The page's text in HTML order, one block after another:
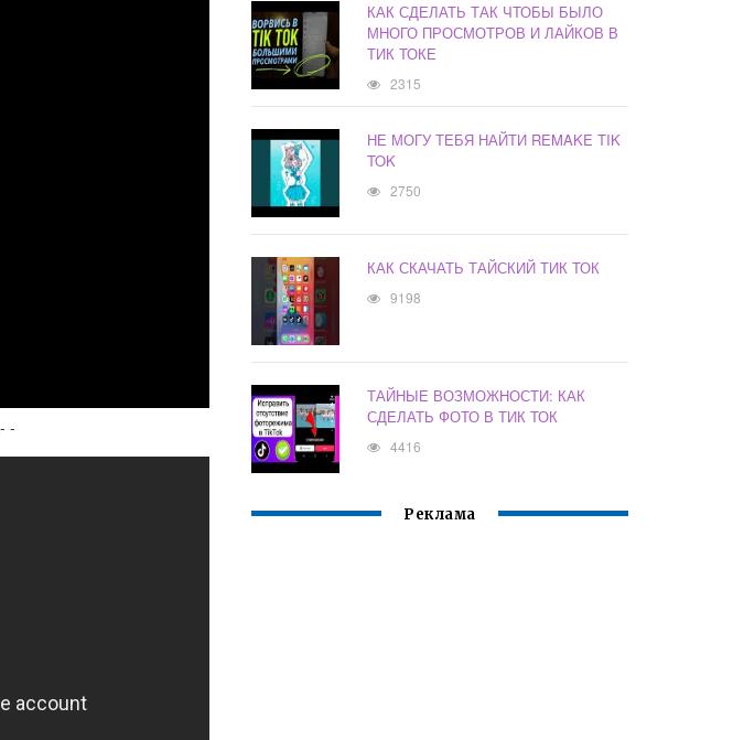
-
КАК СДЕЛАТЬ ТАК ЧТОБЫ БЫЛО
МНОГО ПРОСМОТРОВ И ЛАЙКОВ В
ТИК ТОКЕ
2315
НЕ МОГУ ТЕБЯ НАЙТИ REMAKE TIK
TOK
2750
КАК СКАЧАТЬ ТАЙСКИЙ ТИК ТОК
9198
ТАЙНЫЕ ВОЗМОЖНОСТИ: КАК
СДЕЛАТЬ ФОТО В ТИК ТОК
4416
Реклама